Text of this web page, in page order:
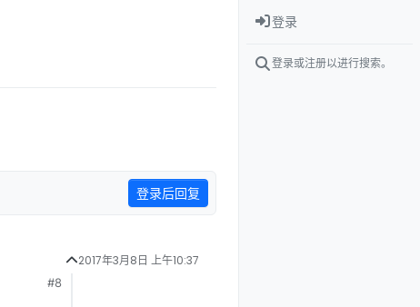
登录后回复
#8
2017年3月8日 上午10:37
登录
登录或注册以进行搜索。